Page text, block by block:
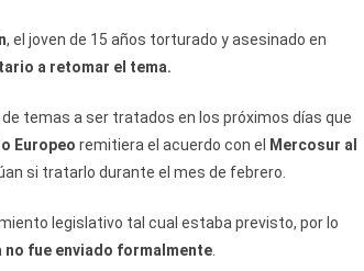
, el joven de 15 años torturado y asesinado en
a retomar el tema.
temas a ser tratados en los próximos días que
Europeo remitiera el acuerdo con el
Mercosur al
si tratarlo durante el mes de febrero.
legislativo tal cual estaba previsto, por lo
no fue enviado formalmente.